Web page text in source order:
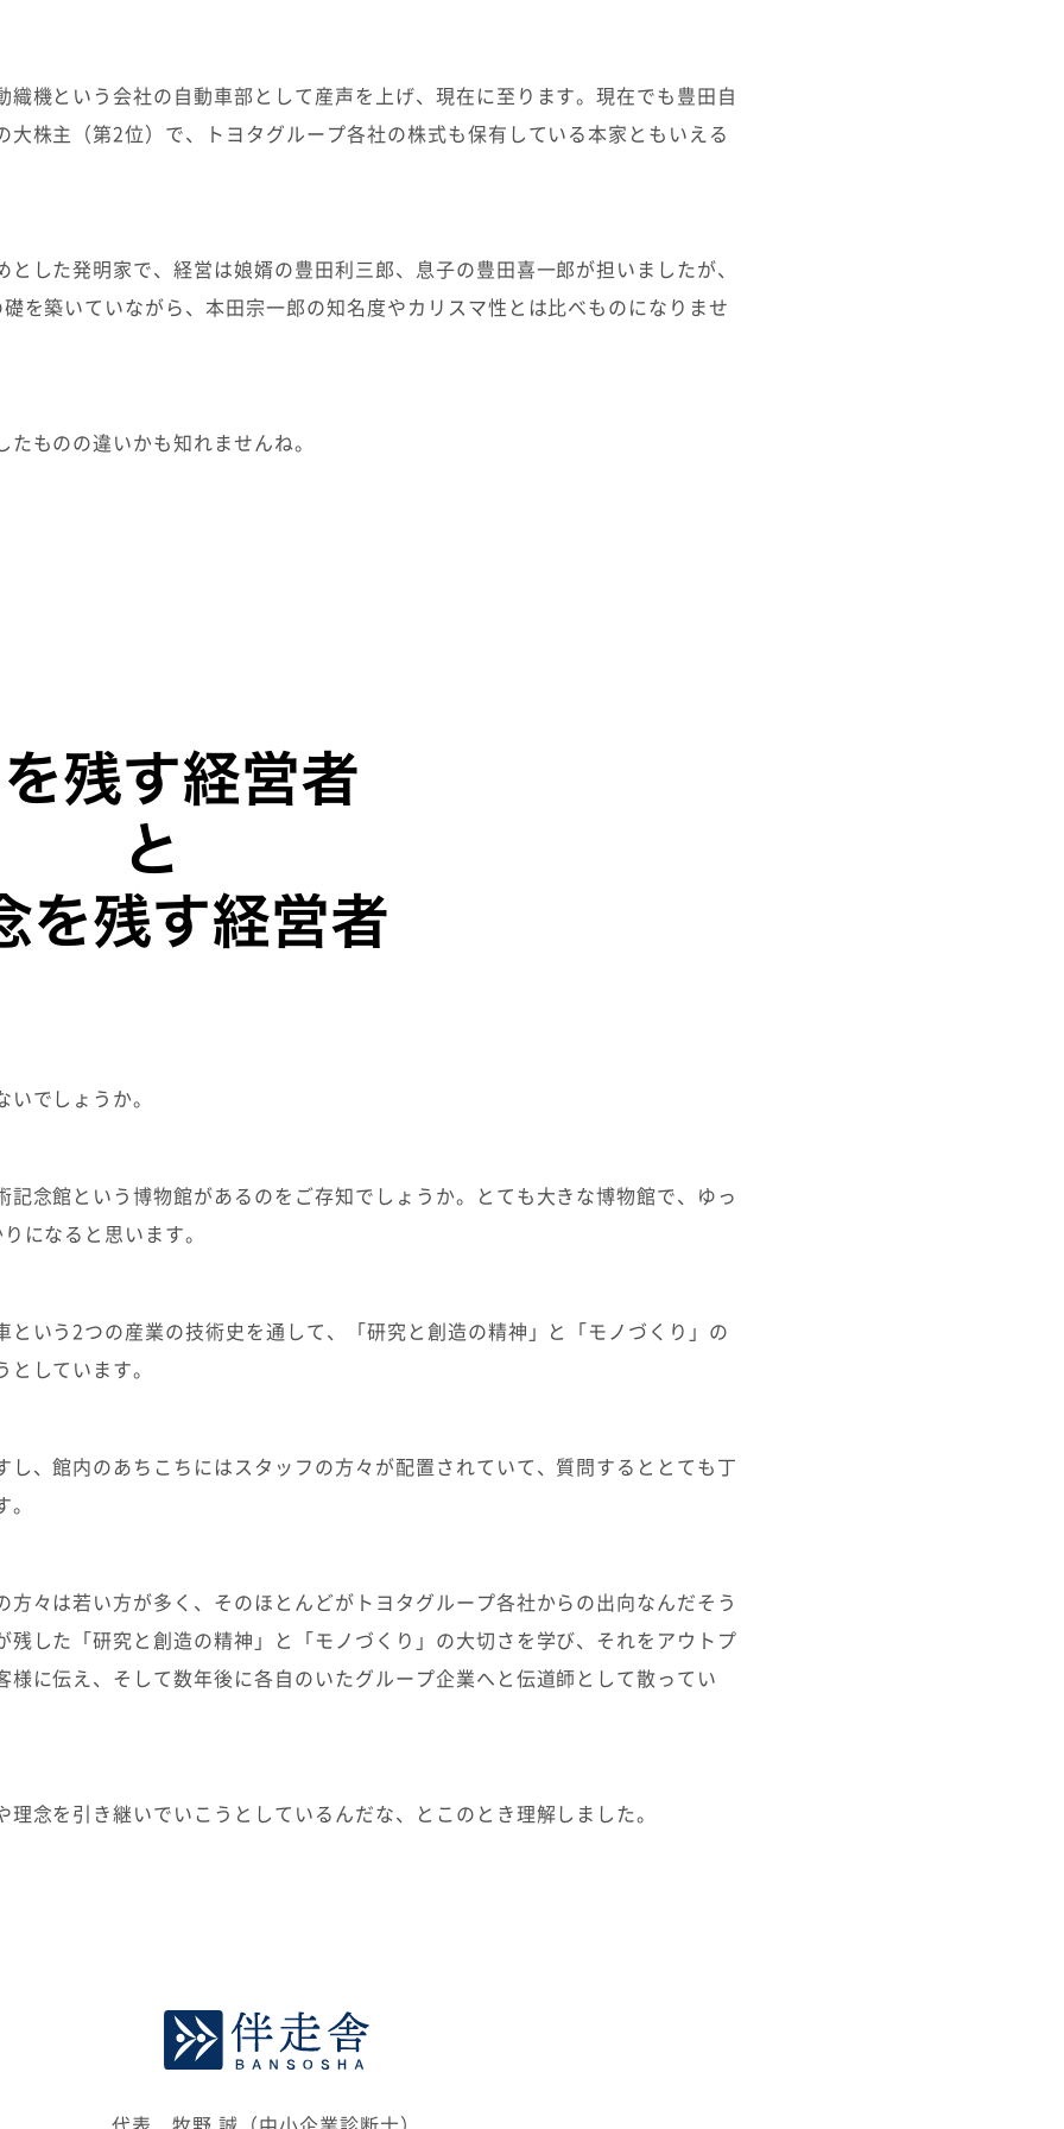
織機という会社の自動車部として産声を上げ、現在に至ります。現在でも豊田自
大株主（第2位）で、トヨタグループ各社の株式も保有している本家ともいえる
した発明家で、経営は娘婿の豊田利三郎、息子の豊田喜一郎が担いましたが、
を築いていながら、本田宗一郎の知名度やカリスマ性とは比べものになりませ
ものの違いかも知れませんね。
でしょうか。
記念館という博物館があるのをご存知でしょうか。とても大きな博物館で、ゆっ
になると思います。
という2つの産業の技術史を通して、「研究と創造の精神」と「モノづくり」の
しています。
し、館内のあちこちにはスタッフの方々が配置されていて、質問するととても丁
方々は若い方が多く、そのほとんどがトヨタグループ各社からの出向なんだそう
残した「研究と創造の精神」と「モノづくり」の大切さを学び、それをアウトプ
様に伝え、そして数年後に各自のいたグループ企業へと伝道師として散ってい
念を引き継いでいこうとしているんだな、とこのとき理解しました。